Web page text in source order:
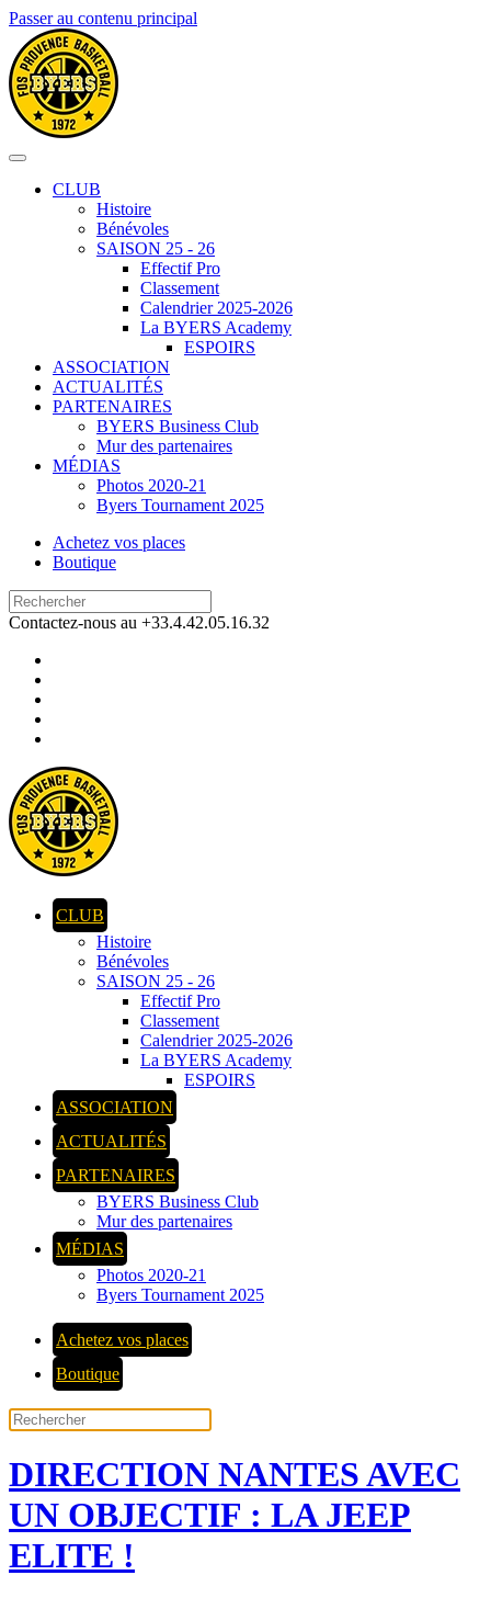
Passer au contenu principal
CLUB
Histoire
Bénévoles
SAISON 25 - 26
Effectif Pro
Classement
Calendrier 2025-2026
La BYERS Academy
ESPOIRS
ASSOCIATION
ACTUALITÉS
PARTENAIRES
BYERS Business Club
Mur des partenaires
MÉDIAS
Photos 2020-21
Byers Tournament 2025
Achetez vos places
Boutique
Contactez-nous au +33.4.42.05.16.32
CLUB
Histoire
Bénévoles
SAISON 25 - 26
Effectif Pro
Classement
Calendrier 2025-2026
La BYERS Academy
ESPOIRS
ASSOCIATION
ACTUALITÉS
PARTENAIRES
BYERS Business Club
Mur des partenaires
MÉDIAS
Photos 2020-21
Byers Tournament 2025
Achetez vos places
Boutique
DIRECTION NANTES AVEC
UN OBJECTIF : LA JEEP
ELITE !